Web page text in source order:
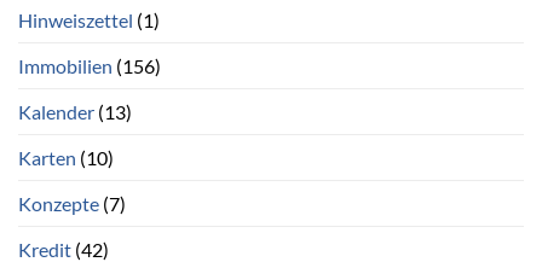
Hinweiszettel (1)
Immobilien (156)
Kalender (13)
Karten (10)
Konzepte (7)
Kredit (42)